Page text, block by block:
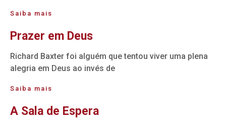
Saiba mais
Prazer em Deus
Richard Baxter foi alguém que tentou viver uma plena
alegria em Deus ao invés de
Saiba mais
A Sala de Espera